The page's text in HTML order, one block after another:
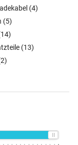
(4)
(5)
(13)